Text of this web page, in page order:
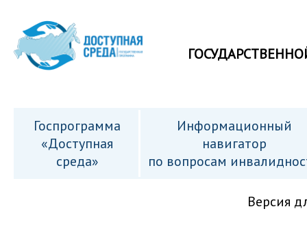
Госпрограмма
«Доступная
среда»
Информационный
навигатор
по вопросам
Версия